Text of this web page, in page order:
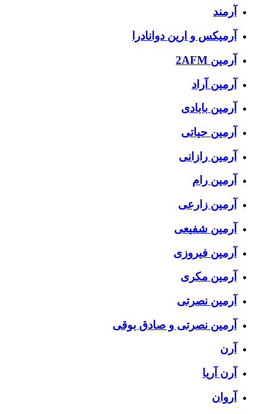
آرمند
آرمیکس و ارین دوانادرا
آرمین 2AFM
آرمین آراد
آرمین بابادی
آرمین حیاتی
آرمین رازانی
آرمین رام
آرمین زارعی
آرمین شفیعی
آرمین فیروزی
آرمین مکری
آرمین نصرتی
آرمین نصرتی و صادق بوقی
آرن
آرن آریا
آروان